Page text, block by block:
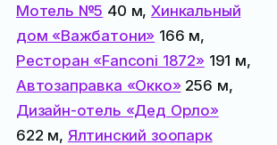
Мотель №5 40 м,Хинкальный
дом «Важбатони» 166 м,
Ресторан «Fanconi 1872»191 м,
Автозаправка «Окко»256 м,
Дизайн-отель «Дед Орло»
622 м, Ялтинский зоопарк